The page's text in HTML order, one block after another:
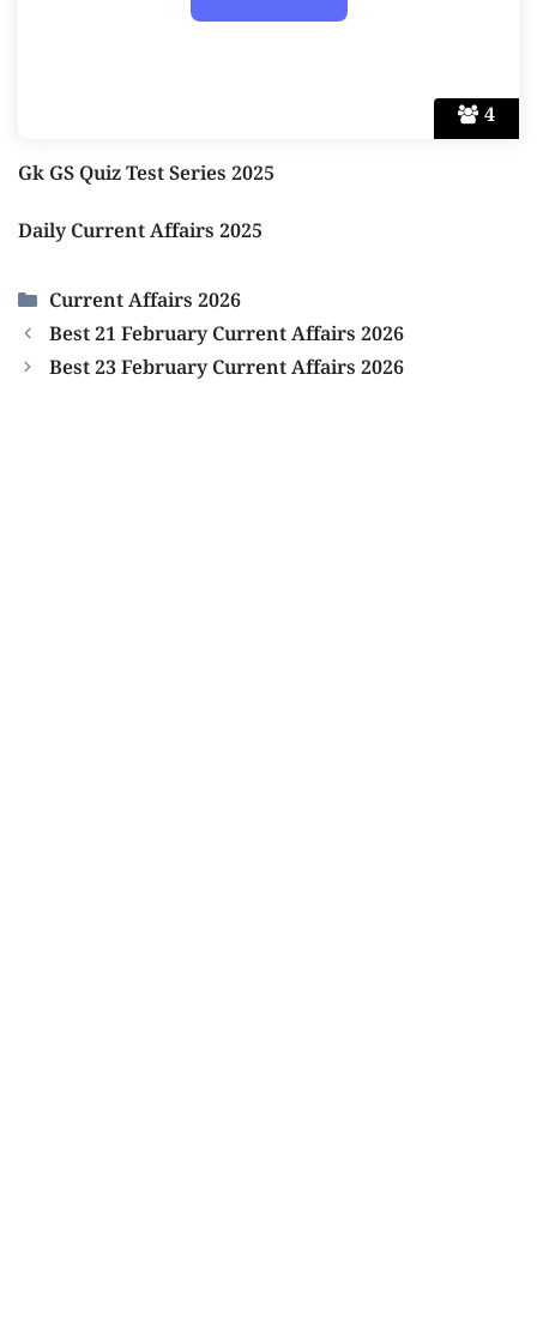
4
Gk GS Quiz Test Series 2025
Daily Current Affairs 2025
Categories
Current Affairs 2026
Best 21 February Current Affairs 2026
Best 23 February Current Affairs 2026